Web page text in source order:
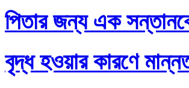
পিতার জন্য এক
বৃদ্ধ হওয়ার কারণে